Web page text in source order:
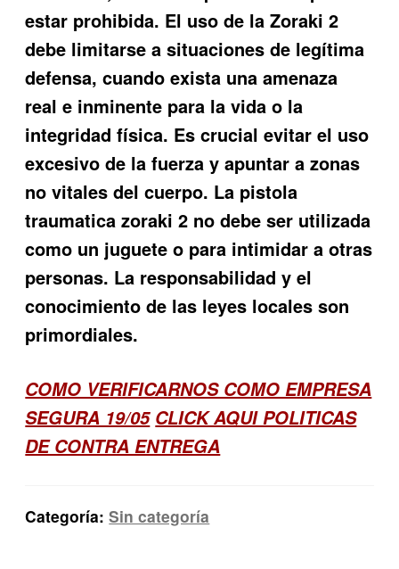
estar prohibida. El uso de la Zoraki 2
debe limitarse a situaciones de legítima
defensa, cuando exista una amenaza
real e inminente para la vida o la
integridad física. Es crucial evitar el uso
excesivo de la fuerza y apuntar a zonas
no vitales del cuerpo. La pistola
traumatica zoraki 2 no debe ser utilizada
como un juguete o para intimidar a otras
personas. La responsabilidad y el
conocimiento de las leyes locales son
primordiales.
COMO VERIFICARNOS COMO EMPRESA
SEGURA 19/05 CLICK AQUI POLITICAS
DE CONTRA ENTREGA
Categoría:Sin categoría